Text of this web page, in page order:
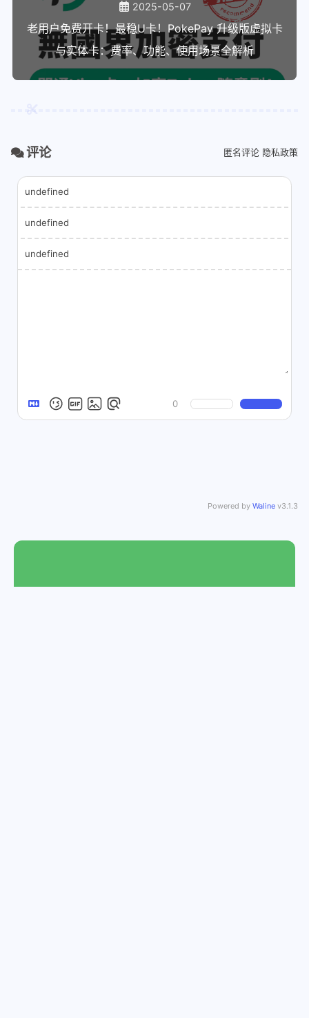
2025-05-07
老用户免费开卡！最稳U卡！PokePay 升级版虚拟卡
与实体卡：费率、功能、使用场景全解析
评论 匿名评论 隐私政策
undefined
undefined
undefined
0
Powered by Waline v3.1.3